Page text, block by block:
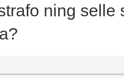
ning